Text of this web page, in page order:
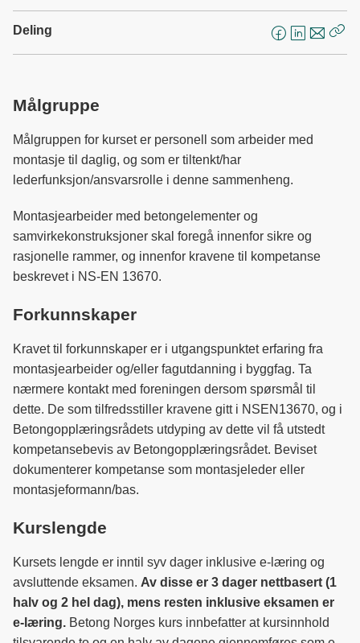
Deling
F
o
k
L
d
n
E
t
Målgruppe
Målgruppen for kurset er personell som arbeider med
montasje til daglig, og som er tiltenkt/har
lederfunksjon/ansvarsrolle i denne sammenheng.
Montasjearbeider med betongelementer og
samvirkekonstruksjoner skal foregå innenfor sikre og
rasjonelle rammer, og innenfor kravene til kompetanse
beskrevet i NS-EN 13670.
Forkunnskaper
Kravet til forkunnskaper er i utgangspunktet erfaring fra
montasjearbeider og/eller fagutdanning i byggfag. Ta
nærmere kontakt med foreningen dersom spørsmål til
dette. De som tilfredsstiller kravene gitt i NSEN13670, og i
Betongopplæringsrådets utdyping av dette vil få utstedt
kompetansebevis av Betongopplæringsrådet. Beviset
dokumenterer kompetanse som montasjeleder eller
montasjeformann/bas.
Kurslengde
Kursets lengde er inntil syv dager inklusive e-læring og
avsluttende eksamen. Av disse er 3 dager nettbasert (1
halv og 2 hel dag), mens resten inklusive eksamen er
e-læring. Betong Norges kurs innbefatter at kursinnhold